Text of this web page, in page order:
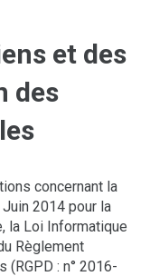
et des
des
concernant la
2014 pour la
la Loi Informatique
Règlement
(RGPD : n° 2016-